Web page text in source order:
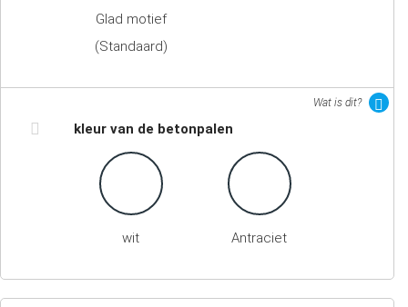
Glad motief
(Standaard)
Wat is dit?
kleur van de betonpalen
wit Antraciet